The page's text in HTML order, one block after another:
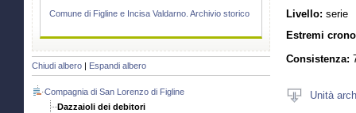
Comune di Figline e Incisa Valdarno. Archivio storico
Chiudi albero Espandi albero
Compagnia di San Lorenzo di Figline
Dazzaioli dei debitori
Livello: serie
Estremi
Consistenza:
Unità